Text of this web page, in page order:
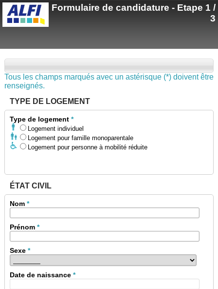
Formulaire de candidature - Etape 1 /
3
Tous les champs marqués avec un astérisque (*) doivent être
renseignés.
TYPE DE LOGEMENT
Type de logement *
Logement individuel
Logement pour famille monoparentale
Logement pour personne à mobilité réduite
ÉTAT CIVIL
Nom *
Prénom *
Sexe *
Date de naissance *